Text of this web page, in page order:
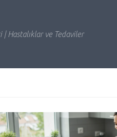
| Hastalıklar ve Tedaviler